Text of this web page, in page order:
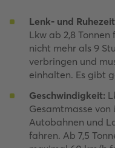
Lenk- und
Lkw ab 2,8
nicht mehr als 9
verbringen und
einhalten. Es gibt
Geschwindigkeit:
Gesamtmasse von
Autobahnen und
fahren. Ab 7,5